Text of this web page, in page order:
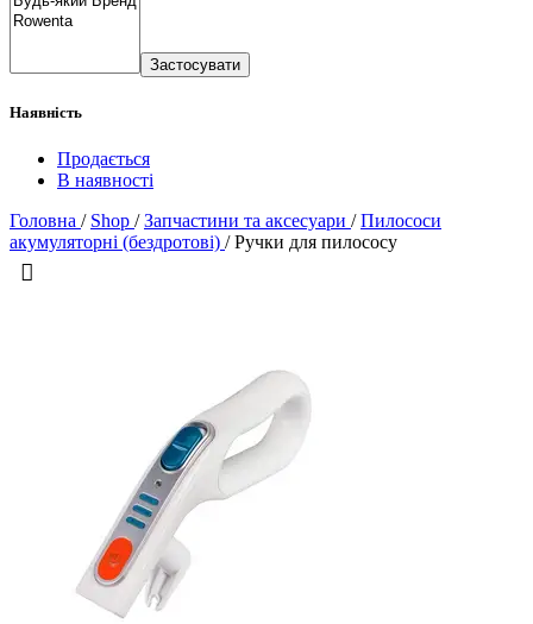
Застосувати
Наявність
Продається
В наявності
Головна / Shop / Запчастини та аксесуари / Пилососи
акумуляторні (бездротові) / Ручки для пилососу